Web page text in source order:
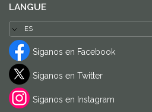
LANGUE
Síganos en Facebook
Síganos en Twitter
Síganos en Instagram